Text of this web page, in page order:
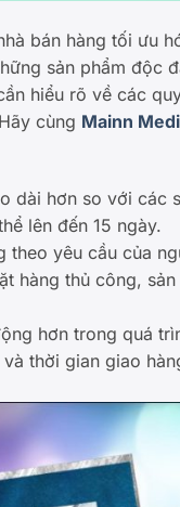
bán hàng tối ưu
sản phẩm độc
hiểu rõ về các
cùng Mainn
dài hơn so với các
lên đến 15 ngày.
yêu cầu của
thủ công,
hơn trong quá
thời gian giao